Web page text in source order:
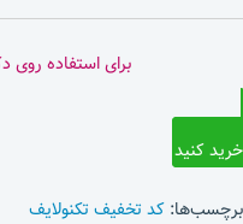
برای استفاده روی
خرید کنید
برچسب‌ها: کد تخفیف تکنولایف